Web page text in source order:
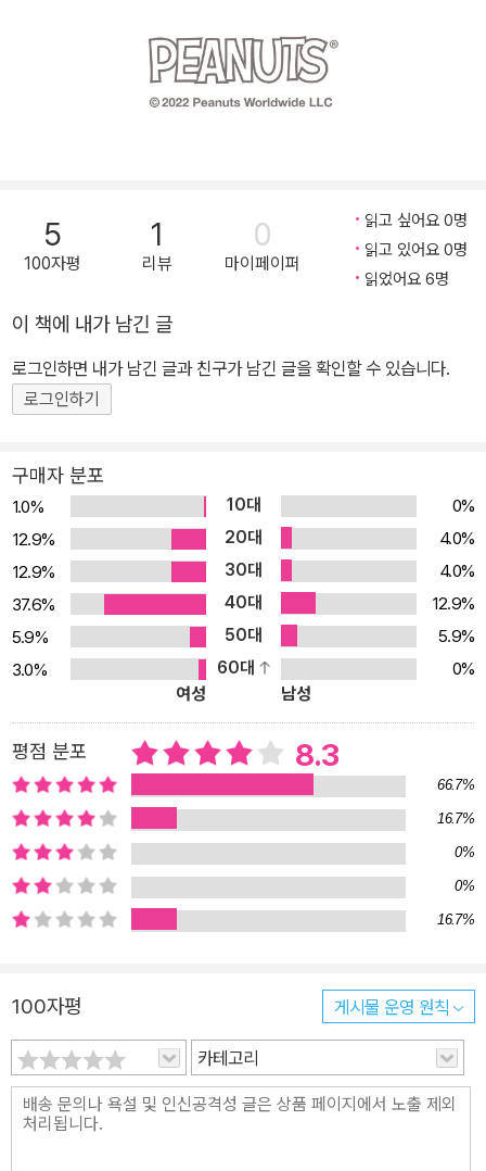
5
100자평
1
리뷰
0
마이페이퍼
읽고 싶어요 0명
읽고 있어요 0명
읽었어요 6명
이 책에 내가 남긴 글
로그인하면 내가 남긴 글과 친구가 남긴 글을 확인할 수 있습니다.
로그인하기
구매자 분포
1.0% 10대
0%
12.9%
20대
4.0%
12.9%
30대
4.0%
37.6%
40대
12.9%
5.9%
50대
5.9%
3.0%
60대
0%
여성
남성
평점 분포 8.3
66.7%
16.7%
0%
0%
16.7%
100자평 게시물 운영 원칙
카테고리